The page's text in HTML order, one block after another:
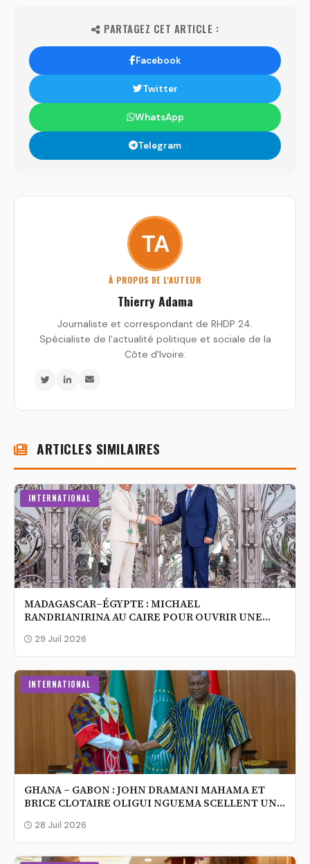
PARTAGEZ CET ARTICLE :
Facebook
Twitter
WhatsApp
Telegram
À PROPOS DE L'AUTEUR
Thierry Adama
Journaliste et correspondant de RHDP 24.
Spécialiste de l'actualité politique et sociale de la
Côte d'Ivoire.
ARTICLES SIMILAIRES
INTERNATIONAL
MADAGASCAR–ÉGYPTE : MICHAEL
RANDRIANIRINA AU CAIRE POUR OUVRIR UNE
29 Juil 2026
INTERNATIONAL
GHANA – GABON : JOHN DRAMANI MAHAMA ET
BRICE CLOTAIRE OLIGUI NGUEMA SCELLENT UN
28 Juil 2026